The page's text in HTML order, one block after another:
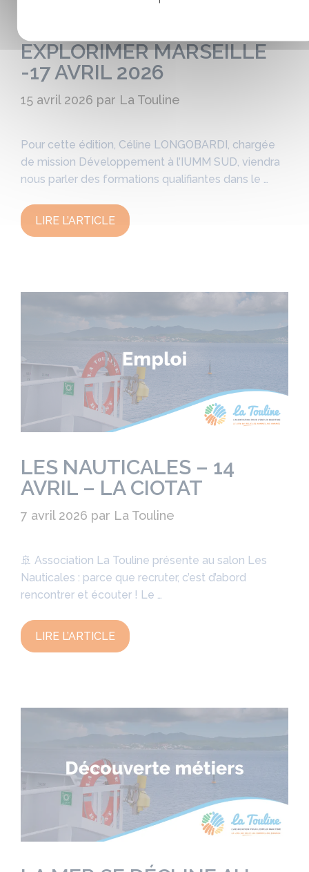
EXPLORIMER MARSEILLE
-17 AVRIL 2026
15 avril 2026 par La Touline
Pour cette édition, Céline LONGOBARDI, chargée
de mission Développement à l’IUMM SUD, viendra
nous parler des formations qualifiantes dans le …
LIRE L’ARTICLE
LES NAUTICALES – 14
AVRIL – LA CIOTAT
7 avril 2026 par La Touline
🚢 Association La Touline présente au salon Les
Nauticales : parce que recruter, c’est d’abord
rencontrer et écouter ! Le …
LIRE L’ARTICLE